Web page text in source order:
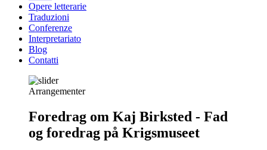
Primær
navigation
Opere letterarie
Traduzioni
Conferenze
Interpretariato
Blog
Contatti
Arrangementer
Foredrag om Kaj Birksted - Fad
og foredrag på Krigsmuseet